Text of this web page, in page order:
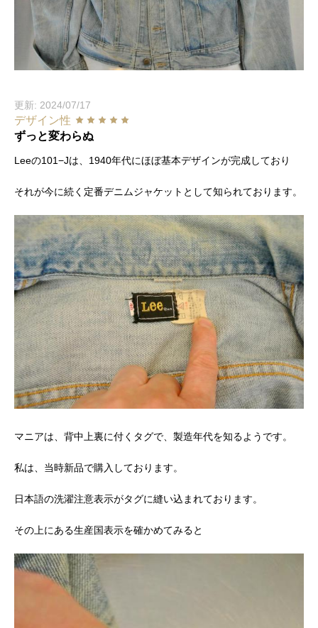
更新: 2024/07/17
デザイン性
ずっと変わらぬ
Leeの101−Jは、1940年代にほぼ基本デザインが完成しており
それが今に続く定番デニムジャケットとして知られております。
マニアは、背中上裏に付くタグで、製造年代を知るようです。
私は、当時新品で購入しております。
日本語の洗濯注意表示がタグに縫い込まれております。
その上にある生産国表示を確かめてみると